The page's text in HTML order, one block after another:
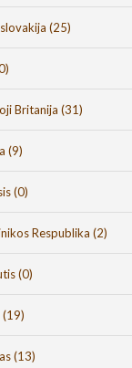
(25)
Britanija (31)
(9)
(0)
Respublika (2)
(0)
(19)
(13)